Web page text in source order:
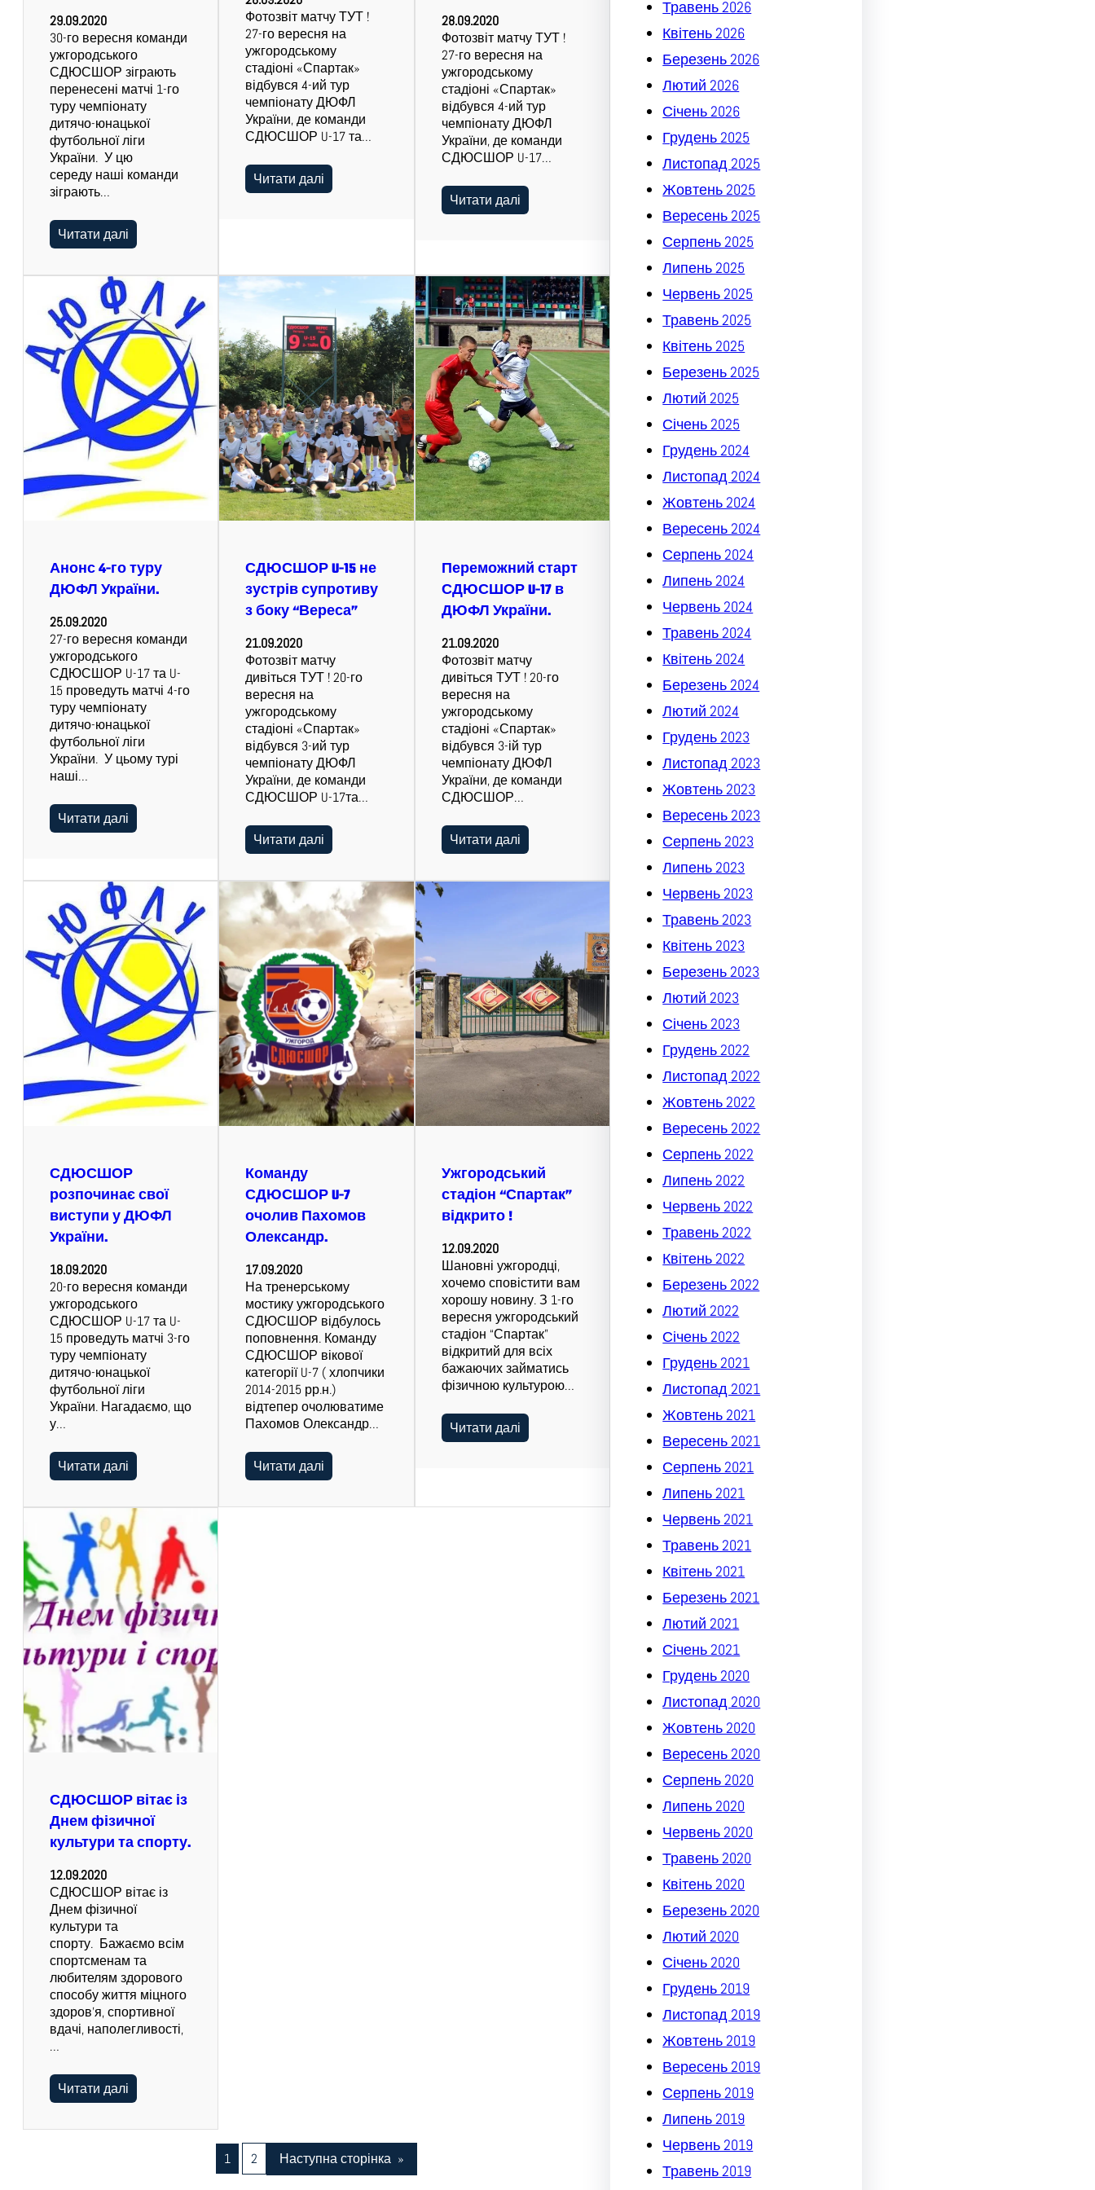
29.09.2020
30-го вересня команди
ужгородського
СДЮСШОР зіграють
перенесені матчі 1-го
туру чемпіонату
дитячо-юнацької
футбольної ліги
України. У цю
середу наші команди
зіграють…
Читати далі
Фотозвіт матчу ТУТ !
27-го вересня на
ужгородському
стадіоні «Спартак»
відбувся 4-ий тур
чемпіонату ДЮФЛ
України, де команди
СДЮСШОР U-17 та…
Читати далі
28.09.2020
Фотозвіт матчу ТУТ !
27-го вересня на
ужгородському
стадіоні «Спартак»
відбувся 4-ий тур
чемпіонату ДЮФЛ
України, де команди
СДЮСШОР U-17…
Читати далі
Анонс 4-го туру
ДЮФЛ України.
25.09.2020
27-го вересня команди
ужгородського
СДЮСШОР U-17 та U-
15 проведуть матчі 4-го
туру чемпіонату
дитячо-юнацької
футбольної ліги
України. У цьому турі
наші…
Читати далі
СДЮСШОР U-15 не
зустрів супротиву
з боку “Вереса”
21.09.2020
Фотозвіт матчу
дивіться ТУТ ! 20-го
вересня на
ужгородському
стадіоні «Спартак»
відбувся 3-ий тур
чемпіонату ДЮФЛ
України, де команди
СДЮСШОР U-17та…
Читати далі
Переможний старт
СДЮСШОР U-17 в
ДЮФЛ України.
21.09.2020
Фотозвіт матчу
дивіться ТУТ ! 20-го
вересня на
ужгородському
стадіоні «Спартак»
відбувся 3-ій тур
чемпіонату ДЮФЛ
України, де команди
СДЮСШОР…
Читати далі
СДЮСШОР
розпочинає свої
виступи у ДЮФЛ
України.
18.09.2020
20-го вересня команди
ужгородського
СДЮСШОР U-17 та U-
15 проведуть матчі 3-го
туру чемпіонату
дитячо-юнацької
футбольної ліги
України. Нагадаємо, що
у…
Читати далі
Команду
СДЮСШОР U-7
очолив Пахомов
Олександр.
17.09.2020
На тренерському
мостику ужгородського
СДЮСШОР відбулось
поповнення. Команду
СДЮСШОР вікової
категорії U-7 ( хлопчики
2014-2015 рр.н.)
відтепер очолюватиме
Пахомов Олександр…
Читати далі
Ужгородський
стадіон “Спартак”
відкрито !
12.09.2020
Шановні ужгородці,
хочемо сповістити вам
хорошу новину. З 1-го
вересня ужгородський
стадіон “Спартак”
відкритий для всіх
бажаючих займатись
фізичною культурою…
Читати далі
СДЮСШОР вітає із
Днем фізичної
культури та спорту.
12.09.2020
СДЮСШОР вітає із
Днем фізичної
культури та
спорту. Бажаємо всім
спортсменам та
любителям здорового
способу життя міцного
здоров’я, спортивної
вдачі, наполегливості,
…
Читати далі
1 2 Наступна сторінка »
Травень 2026
Квітень 2026
Березень 2026
Лютий 2026
Січень 2026
Грудень 2025
Листопад 2025
Жовтень 2025
Вересень 2025
Серпень 2025
Липень 2025
Червень 2025
Травень 2025
Квітень 2025
Березень 2025
Лютий 2025
Січень 2025
Грудень 2024
Листопад 2024
Жовтень 2024
Вересень 2024
Серпень 2024
Липень 2024
Червень 2024
Травень 2024
Квітень 2024
Березень 2024
Лютий 2024
Грудень 2023
Листопад 2023
Жовтень 2023
Вересень 2023
Серпень 2023
Липень 2023
Червень 2023
Травень 2023
Квітень 2023
Березень 2023
Лютий 2023
Січень 2023
Грудень 2022
Листопад 2022
Жовтень 2022
Вересень 2022
Серпень 2022
Липень 2022
Червень 2022
Травень 2022
Квітень 2022
Березень 2022
Лютий 2022
Січень 2022
Грудень 2021
Листопад 2021
Жовтень 2021
Вересень 2021
Серпень 2021
Липень 2021
Червень 2021
Травень 2021
Квітень 2021
Березень 2021
Лютий 2021
Січень 2021
Грудень 2020
Листопад 2020
Жовтень 2020
Вересень 2020
Серпень 2020
Липень 2020
Червень 2020
Травень 2020
Квітень 2020
Березень 2020
Лютий 2020
Січень 2020
Грудень 2019
Листопад 2019
Жовтень 2019
Вересень 2019
Серпень 2019
Липень 2019
Червень 2019
Травень 2019